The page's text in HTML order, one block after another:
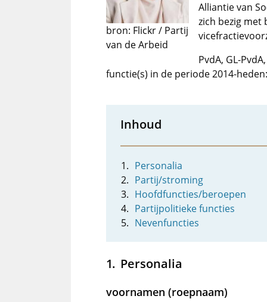
bron: Flickr / Partij
van de Arbeid
Alliantie van
zich bezig met
PvdA, GL-
functie(s) in de periode 2014-
Inhoud
Personalia
Partij/stroming
Hoofdfuncties/beroepen
Partijpolitieke functies
Nevenfuncties
Personalia
voornamen (roepnaam)